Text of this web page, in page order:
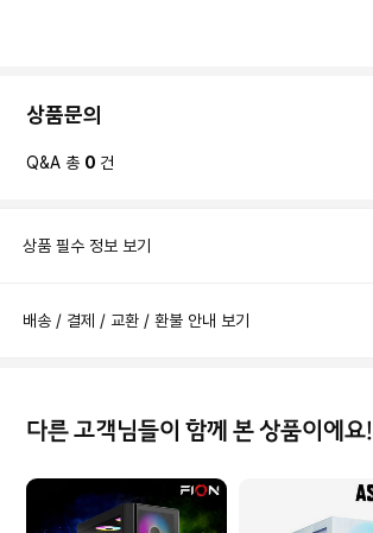
상품문의
Q&A 총 0 건
상품 필수 정보 보기
배송 / 결제 / 교환 / 환불 안내 보기
다른 고객님들이 함께 본 상품이에요!